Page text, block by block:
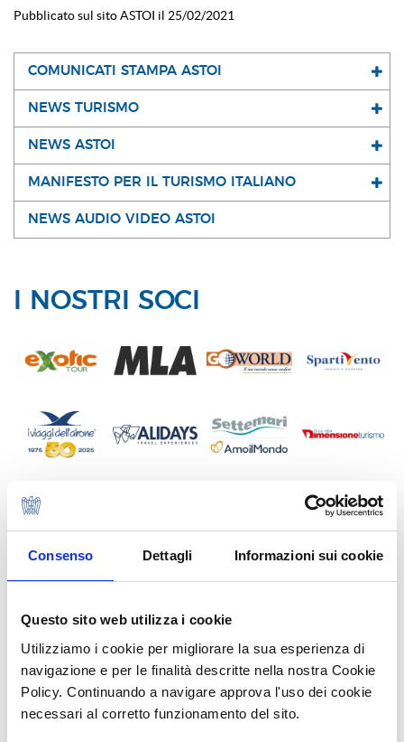
Consenso Dettagli Informazioni sui cookie
Questo sito web utilizza i cookie
Utilizziamo i cookie per migliorare la sua esperienza di
navigazione e per le finalità descritte nella nostra Cookie
Policy. Continuando a navigare approva l'uso dei cookie
necessari al corretto funzionamento del sito.
Pubblicato sul sito ASTOI il 25/02/2021
COMUNICATI STAMPA ASTOI
NEWS TURISMO
NEWS ASTOI
MANIFESTO PER IL TURISMO ITALIANO
NEWS AUDIO VIDEO ASTOI
I NOSTRI SOCI